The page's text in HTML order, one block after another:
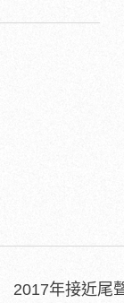
2017年接近尾